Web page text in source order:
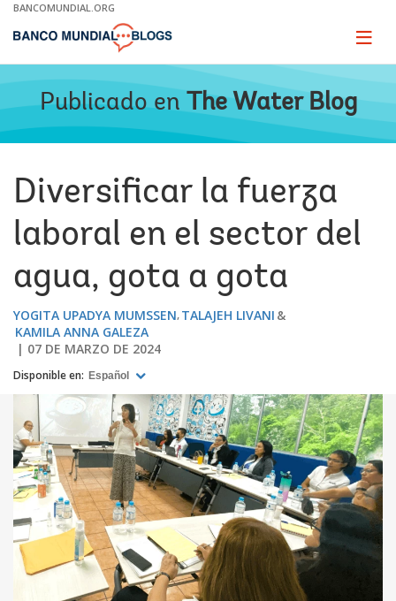
Skip
Main
BANCOMUNDIAL.ORG
Page
Publicado en The Water Blog
Diversificar la fuerza
laboral en el sector del
agua, gota a gota
YOGITA UPADYA MUMSSEN TALAJEH LIVANI
KAMILA ANNA GALEZA
07 DE MARZO DE 2024
Disponible en: Español